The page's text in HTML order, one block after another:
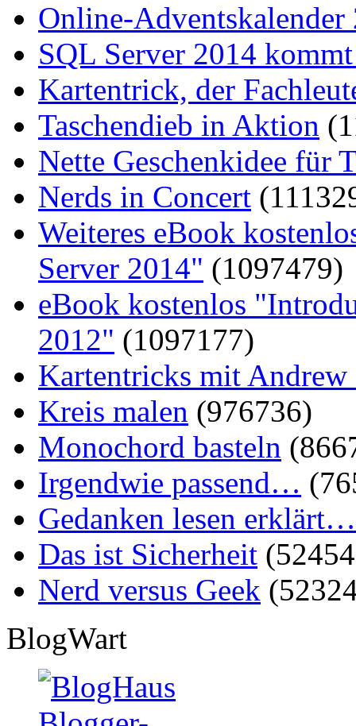
Online-Adventskalender
SQL Server 2014
Kartentrick, der
Taschendieb in Aktion
Nette Geschenkidee für
Nerds in Concert
Weiteres eBook
Server 2014" (1097479)
eBook kostenlos
2012" (1097177)
Kartentricks mit
Kreis malen (976736)
Monochord basteln
Irgendwie passend…
Gedanken lesen erklärt…
Das ist Sicherheit
Nerd versus Geek
BlogWart